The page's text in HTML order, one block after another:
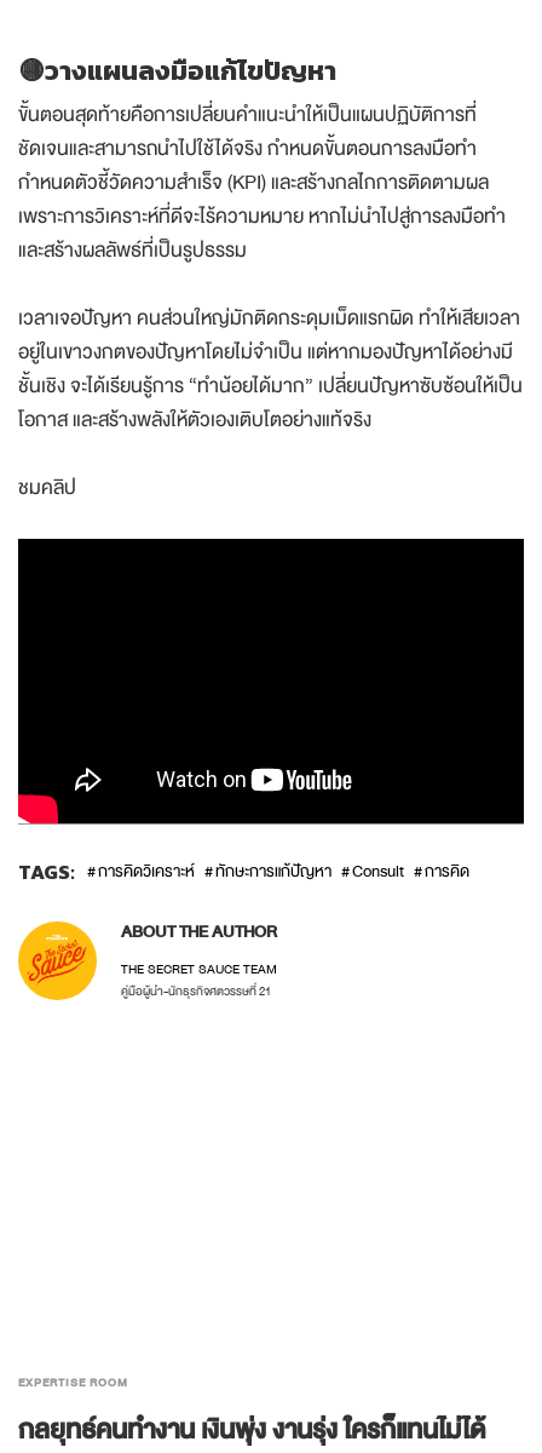
🟡วางแผนลงมือแก้ไขปัญหา
ขั้นตอนสุดท้ายคือการเปลี่ยนคำแนะนำให้เป็นแผนปฏิบัติการที่
ชัดเจนและสามารถนำไปใช้ได้จริง กำหนดขั้นตอนการลงมือทำ
กำหนดตัวชี้วัดความสำเร็จ (KPI) และสร้างกลไกการติดตามผล
เพราะการวิเคราะห์ที่ดีจะไร้ความหมาย หากไม่นำไปสู่การลงมือทำ
และสร้างผลลัพธ์ที่เป็นรูปธรรม
เวลาเจอปัญหา คนส่วนใหญ่มักติดกระดุมเม็ดแรกผิด ทำให้เสียเวลา
อยู่ในเขาวงกตของปัญหาโดยไม่จำเป็น แต่หากมองปัญหาได้อย่างมี
ชั้นเชิง จะได้เรียนรู้การ “ทำน้อยได้มาก” เปลี่ยนปัญหาซับซ้อนให้เป็น
โอกาส และสร้างพลังให้ตัวเองเติบโตอย่างแท้จริง
ชมคลิป
TAGS: การคิดวิเคราะห์ ทักษะการแก้ปัญหา Consult การคิด
ABOUT THE AUTHOR
THE SECRET SAUCE TEAM
คู่มือผู้นำ-นักธุรกิจศตวรรษที่ 21
EXPERTISE ROOM
กลยุทธ์คนทำงาน เงินพุ่ง งานรุ่ง ใครก็แทนไม่ได้